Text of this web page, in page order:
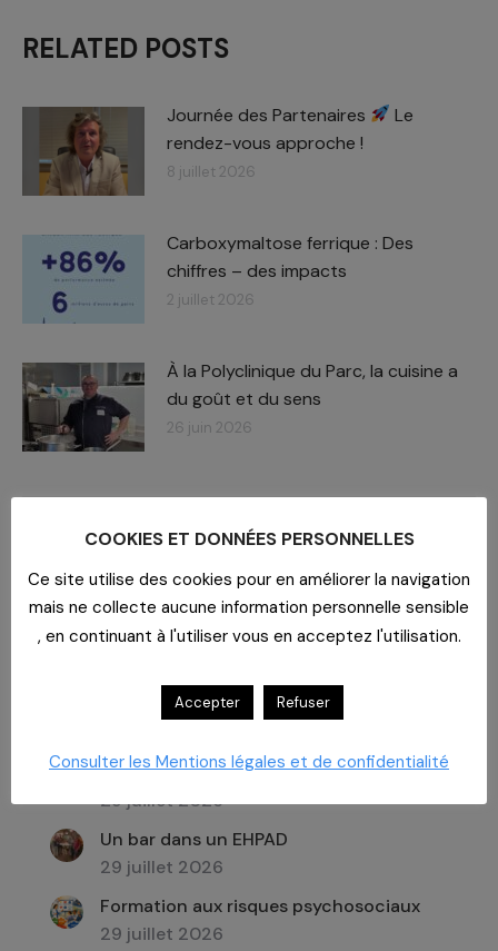
RELATED POSTS
Journée des Partenaires
Le
rendez-vous approche !
8 juillet 2026
Carboxymaltose ferrique : Des
chiffres – des impacts​
2 juillet 2026
À la Polyclinique du Parc, la cuisine a
du goût et du sens
26 juin 2026
Recherche
:
Dernières actualités
Imaginer un lieu de vie
29 juillet 2026
Un bar dans un EHPAD
29 juillet 2026
Formation aux risques psychosociaux
29 juillet 2026
COOKIES ET DONNÉES PERSONNELLES
Ce site utilise des cookies pour en améliorer la navigation
mais ne collecte aucune information personnelle sensible
, en continuant à l'utiliser vous en acceptez l'utilisation.
Accepter Refuser
Consulter les Mentions légales et de confidentialité